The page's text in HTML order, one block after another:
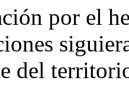
por el
del